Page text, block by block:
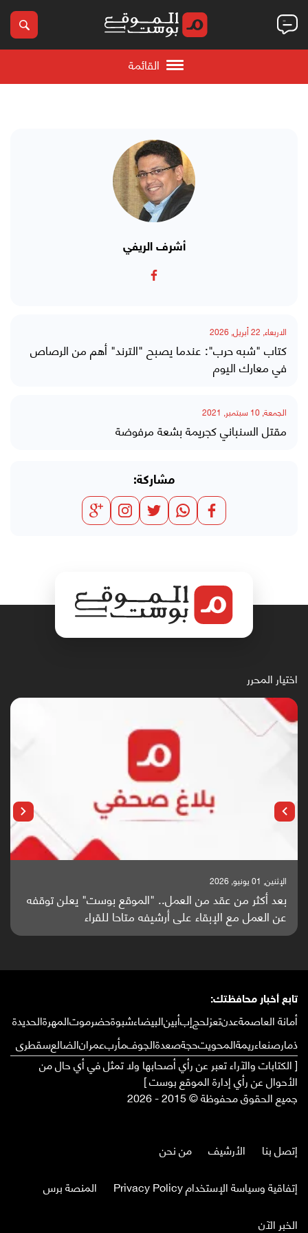
القائمة
أشرف الريفي
الاربعاء, 22 أبريل, 2026
كتاب "شبه حرب": عندما يصبح "الترند" أهم من الرصاص
في معارك اليوم
الجمعة, 10 سبتمبر, 2021
مقتل السنباني كجريمة بشعة مرفوضة
مشاركة:
اختيار المحرر
الإثنين, 01 يونيو, 2026
بعد أكثر من عقد من العمل.. "الموقع بوست" يعلن توقفه
عن العمل مع الإبقاء على أرشيفه متاحا للقراء
تابع أخبار محافظتك:
أمانة العاصمةعدنتعزلحجإبأبينالبيضاءشبوةحضرموتالمهرةالحديدة
ذمارصنعاءريمةالمحويتحجةصعدةالجوفمأربعمرانالضالعسقطرى
[ الكتابات والآراء تعبر عن رأي أصحابها ولا تمثل في أي حال من
الأحوال عن رأي إدارة الموقع بوست ]
جميع الحقوق محفوظة © 2015 - 2026
إتصل بنا الأرشيف
من نحن
إتفاقية وسياسة الإستخدام Privacy Policy
المنصة برس
الخبر الآن